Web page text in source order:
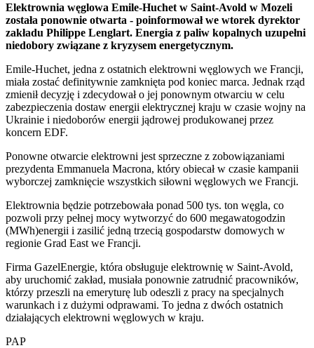
Elektrownia węglowa Emile-Huchet w Saint-Avold w Mozeli
została ponownie otwarta - poinformował we wtorek dyrektor
zakładu Philippe Lenglart. Energia z paliw kopalnych uzupełni
niedobory związane z kryzysem energetycznym.
Emile-Huchet, jedna z ostatnich elektrowni węglowych we Francji,
miała zostać definitywnie zamknięta pod koniec marca. Jednak rząd
zmienił decyzję i zdecydował o jej ponownym otwarciu w celu
zabezpieczenia dostaw energii elektrycznej kraju w czasie wojny na
Ukrainie i niedoborów energii jądrowej produkowanej przez
koncern EDF.
Ponowne otwarcie elektrowni jest sprzeczne z zobowiązaniami
prezydenta Emmanuela Macrona, który obiecał w czasie kampanii
wyborczej zamknięcie wszystkich siłowni węglowych we Francji.
Elektrownia będzie potrzebowała ponad 500 tys. ton węgla, co
pozwoli przy pełnej mocy wytworzyć do 600 megawatogodzin
(MWh)energii i zasilić jedną trzecią gospodarstw domowych w
regionie Grad East we Francji.
Firma GazelEnergie, która obsługuje elektrownię w Saint-Avold,
aby uruchomić zakład, musiała ponownie zatrudnić pracowników,
którzy przeszli na emeryturę lub odeszli z pracy na specjalnych
warunkach i z dużymi odprawami. To jedna z dwóch ostatnich
działających elektrowni węglowych w kraju.
PAP